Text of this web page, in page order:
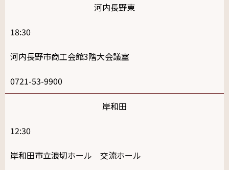
河内長野東
18:30
河内長野市商工会館3階大会議室
0721-53-9900
岸和田
12:30
岸和田市立浪切ホール 交流ホール